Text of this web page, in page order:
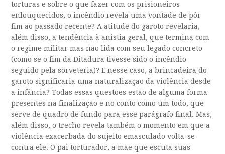
torturas e sobre o que fazer com os prisioneiros
enlouquecidos, o incêndio revela uma vontade de pôr
fim ao passado recente? A atitude do garoto revelaria,
além disso, a tendência à anistia geral, que termina com
o regime militar mas não lida com seu legado concreto
(como se o fim da Ditadura tivesse sido o incêndio
seguido pela sorveteria)? E nesse caso, a brincadeira do
garoto significaria uma naturalização da violência desde
a infância? Todas essas questões estão de alguma forma
presentes na finalização e no conto como um todo, que
serve de quadro de fundo para esse parágrafo final. Mas,
além disso, o trecho revela também o momento em que a
violência exacerbada do sujeito emasculado volta-se
contra ele. O pai torturador, a mãe que escuta suas